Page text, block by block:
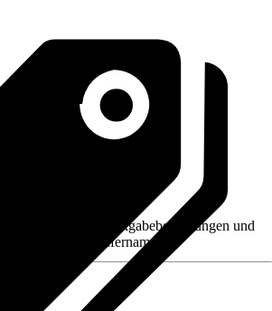
wie z. B. Rückgabebedingungen und
auf den Verkäufernamen.